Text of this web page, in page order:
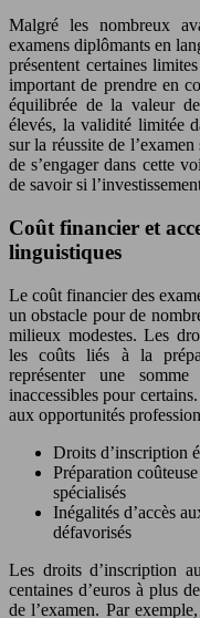
Malgré les nombreux
examens diplômants en
présentent certaines
important de prendre en
équilibrée de la valeur
élevés, la validité limitée
sur la réussite de
de s’engager dans cette
de savoir si
Coût financier et
linguistiques
Le coût financier des
un obstacle pour de
milieux modestes. Les
les coûts liés à la
représenter une
inaccessibles pour
aux opportunités
Droits d’inscription
Préparation
spécialisés
Inégalités d’accès
défavorisés
Les droits d’inscription
centaines d’euros à plus
de l’examen. Par